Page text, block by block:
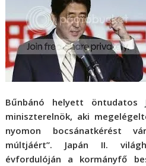
Bűnbánó helyett öntudatos
miniszterelnök, aki
nyomon bocsánatkérést
múltjáért”. Japán II.
évfordulóján a kormányfő